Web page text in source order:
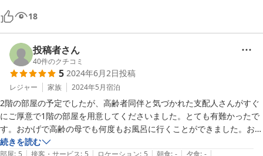
風呂は乗鞍の硫黄の匂いが漂う温泉で気持ちよく入らせていただきま
した。
18
投稿者さん
40件のクチコミ
5 2024年6月2日投稿
レジャー 家族 2024年5月宿泊
2階の部屋の予定でしたが、高齢者同伴と気づかれた支配人さんがすぐ
にご厚意で1階の部屋を用意してくださいました。とても有難かったで
す。おかげで高齢の母でも何度もお風呂に行くことができました。お部
屋は古い造りではあるもののキレイに掃除がゆきとどいており、部屋か
続きを読む
部屋: 5 | 接客・サービス: 5 | ロケーション: 5 | 朝食: - | 夕食: - |